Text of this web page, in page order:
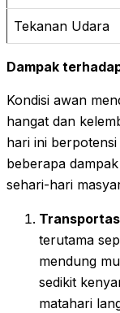
Tekanan Udara
Dampak
Kondisi awan
hangat dan
hari ini
beberapa
sehari-hari
terutama
mendung
sedikit
matahari